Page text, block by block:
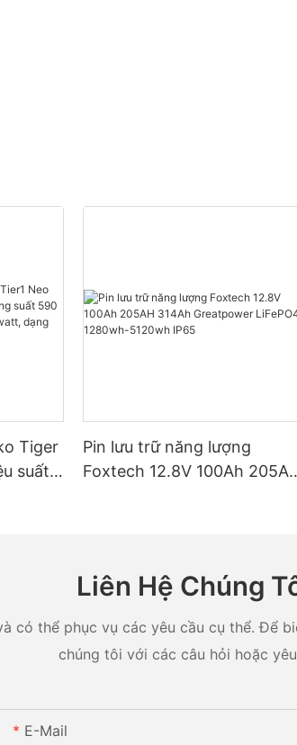
Tiger
suất
Pin lưu trữ năng lượng
Foxtech 12.8V 100Ah
Liên Hệ Chúng
có thể phục vụ các yêu cầu cụ thể.
chúng tôi với các câu hỏi hoặc
E-Mail